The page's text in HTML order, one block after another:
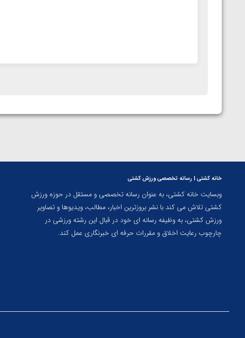
خانه کشتی | رسانه تخصصی ورزش کشتی
وبسایت خانه کشتی، به عنوان رسانه تخصصی و مستقل در حوزه ورزش
کشتی تلاش می کند با نشر بروزترین اخبار، مطالب، ویدیوها و تصاویر
ورزش کشتی، به وظیفه رسانه ای خود در قبال این رشته ورزشی در
چارچوب رعایت اخلاق و مقررات حرفه ای خبرنگاری عمل کند.